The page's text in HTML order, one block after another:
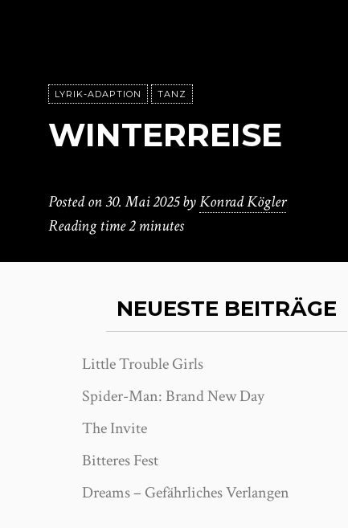
LYRIK-ADAPTION TANZ
WINTERREISE
Posted on30. Mai 2025byKonrad Kögler
Reading time2 minutes
NEUESTE BEITRÄGE
Little Trouble Girls
Spider-Man: Brand New Day
The Invite
Bitteres Fest
Dreams – Gefährliches Verlangen